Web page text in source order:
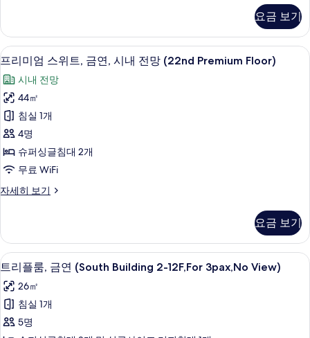
Floor)
사
진
모
두
보
기
스
위
트,
연
(22nd
Premium
Floor)
자
세
히
보
요금 보기
프
리
미
엄
스
위
트,
금
연,
내
전
망
(22nd
Premium
Floor)
프리미엄 스위트, 금연, 시내 전망
10
프리미엄 스위트, 금연, 시내 전망 (22nd Premium Floor)
시내 전망
44㎡
침실 1개
4명
슈퍼싱글침대 2개
무료 WiFi
자세히 보기
프
스
위
트,
연,
시
전
요금 보기
트
리
플
룸,
금
4
트리플룸, 금연 (South Building 2-12F,For 3pax,No View)
26㎡
침실 1개
5명